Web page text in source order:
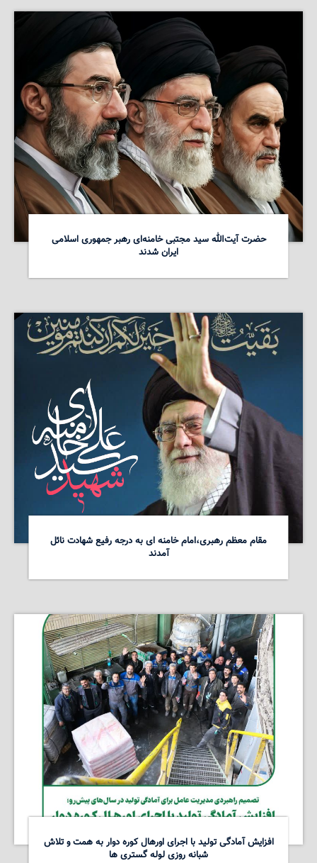
حضرت آیت‌الله سید مجتبی خامنه‌ای رهبر جمهوری اسلامی
ایران شدند
مقام معظم رهبری،امام خامنه ای به درجه رفیع شهادت نائل
آمدند
افزایش آمادگی تولید با اجرای اورهال کوره دوار به همت و تلاش
شبانه روزی لوله گستری ها